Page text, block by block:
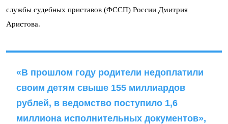
службы судебных приставов (ФССП) России Дмитрия
Аристова.
«В прошлом году родители недоплатили
своим детям свыше 155 миллиардов
рублей, в ведомство поступило 1,6
миллиона исполнительных документов»,